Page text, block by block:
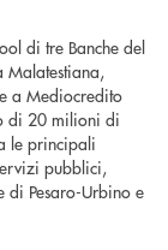
di tre Banche del
Malatestiana,
a Mediocredito
di 20 milioni di
le principali
pubblici,
di Pesaro-Urbino e